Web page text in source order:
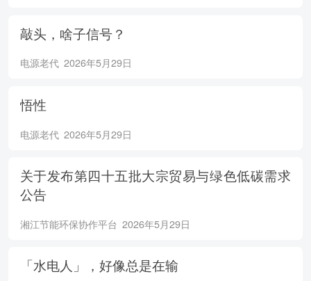
敲头，啥子信号？
电源老代 2026年5月29日
悟性
电源老代 2026年5月29日
关于发布第四十五批大宗贸易与绿色低碳需求
公告
湘江节能环保协作平台 2026年5月29日
「水电人」，好像总是在输